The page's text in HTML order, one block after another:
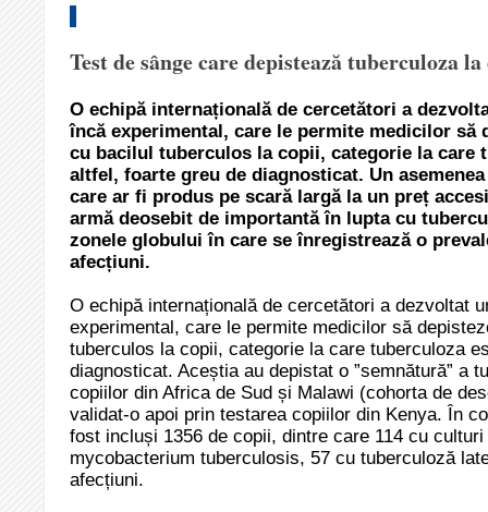
Test de sânge care depistează tuberculoza
O echipă internațională de cercetători a
încă experimental, care le permite medicilor să
cu bacilul tuberculos la copii, categorie la care
altfel, foarte greu de diagnosticat. Un
care ar fi produs pe scară largă la un preț
armă deosebit de importantă în lupta cu
zonele globului în care se înregistrează o
afecțiuni.
O echipă internațională de cercetători a dezvoltat
experimental, care le permite medicilor să
tuberculos la copii, categorie la care tuberculoza
diagnosticat. Aceștia au depistat o ”semnătură” a
copiilor din Africa de Sud și Malawi (cohorta de
validat-o apoi prin testarea copiilor din Kenya. În
fost incluși 1356 de copii, dintre care 114 cu
mycobacterium tuberculosis, 57 cu tuberculoză
afecțiuni.